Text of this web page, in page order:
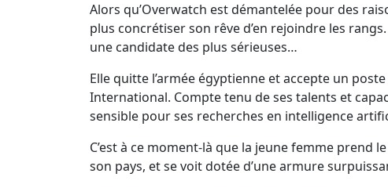
Alors qu’Overwatch est démantelée pour des
plus concrétiser son rêve d’en rejoindre les
une candidate des plus sérieuses…
Elle quitte l’armée égyptienne et accepte un
International. Compte tenu de ses talents et
sensible pour ses recherches en intelligence
C’est à ce moment-là que la jeune femme prend
son pays, et se voit dotée d’une armure